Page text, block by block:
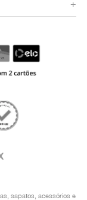
+
sapatos, acessórios e